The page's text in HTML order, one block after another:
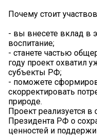
Почему стоит
- вы внесете вклад в
воспитание;
- станете частью
году проект охватил
субъекты РФ;
- поможете
скорректировать
природе.
Проект реализуется в
Президента РФ о
ценностей и